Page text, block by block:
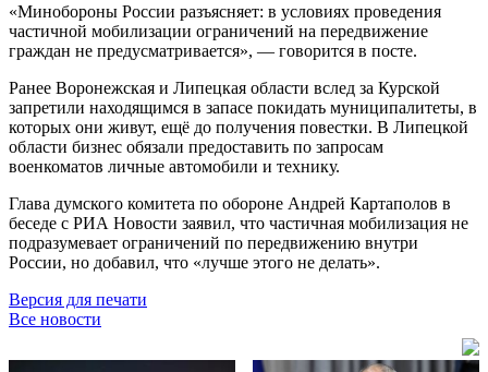
«Минобороны России разъясняет: в условиях проведения
частичной мобилизации ограничений на передвижение
граждан не предусматривается», — говорится в посте.
Ранее Воронежская и Липецкая области вслед за Курской
запретили находящимся в запасе покидать муниципалитеты, в
которых они живут, ещё до получения повестки. В Липецкой
области бизнес обязали предоставить по запросам
военкоматов личные автомобили и технику.
Глава думского комитета по обороне Андрей Картаполов в
беседе с РИА Новости заявил, что частичная мобилизация не
подразумевает ограничений по передвижению внутри
России, но добавил, что «лучше этого не делать».
Версия для печати
Все новости